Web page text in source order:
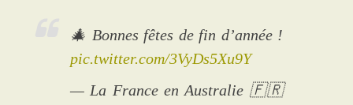
🎄 Bonnes fêtes de fin d’année !
pic.twitter.com/3VyDs5Xu9Y
— La France en Australie 🇫🇷